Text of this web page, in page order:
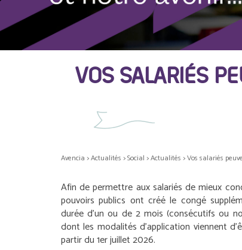
VOS SALARIÉS
Avencia >Actualités >Social >Actualités >Vos salariés
Afin de permettre aux salariés de mieux
pouvoirs publics ont créé le congé
durée d’un ou de 2 mois (consécutifs ou
dont les modalités d’application viennent
partir du 1erjuillet 2026.